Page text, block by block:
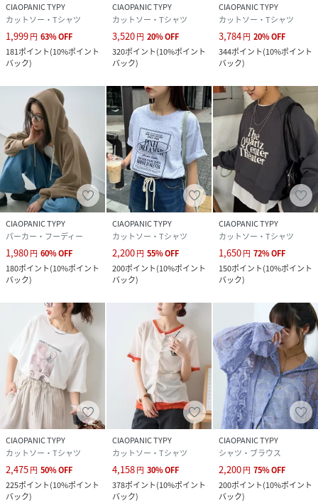
CIAOPANIC TYPY
カットソー・Tシャツ
1,999円 63%OFF
181ポイント(10%ポイント
バック)
CIAOPANIC TYPY
カットソー・Tシャツ
3,520円 20%OFF
320ポイント(10%ポイント
バック)
CIAOPANIC TYPY
カットソー・Tシャツ
3,784円 20%OFF
344ポイント(10%ポイント
バック)
CIAOPANIC TYPY
パーカー・フーディー
1,980円 60%OFF
180ポイント(10%ポイント
バック)
CIAOPANIC TYPY
カットソー・Tシャツ
2,200円 55%OFF
200ポイント(10%ポイント
バック)
CIAOPANIC TYPY
カットソー・Tシャツ
1,650円 72%OFF
150ポイント(10%ポイント
バック)
CIAOPANIC TYPY
カットソー・Tシャツ
2,475円 50%OFF
225ポイント(10%ポイント
バック)
CIAOPANIC TYPY
カットソー・Tシャツ
4,158円 30%OFF
378ポイント(10%ポイント
バック)
CIAOPANIC TYPY
シャツ・ブラウス
2,200円 75%OFF
200ポイント(10%ポイント
バック)